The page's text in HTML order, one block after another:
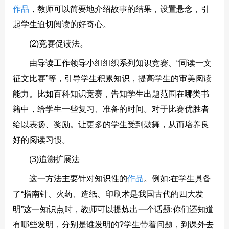
作品 ，教师可以简要地介绍故事的结果，设置悬念，引
起学生迫切阅读的好奇心。
(2)竞赛促读法。
由导读工作领导小组组织系列知识竞赛、“同读一文
征文比赛”等，引导学生积累知识，提高学生的审美阅读
能力。比如百科知识竞赛，告知学生出题范围在哪类书
籍中，给学生一些复习、准备的时间。对于比赛优胜者
给以表扬、奖励。让更多的学生受到鼓舞，从而培养良
好的阅读习惯。
(3)追溯扩展法
这一方法主要针对知识性的作品。例如:在学生具备
了“指南针、火药、造纸、印刷术是我国古代的四大发
明”这一知识点时，教师可以提炼出一个话题:你们还知道
有哪些发明，分别是谁发明的?学生带着问题，到课外去